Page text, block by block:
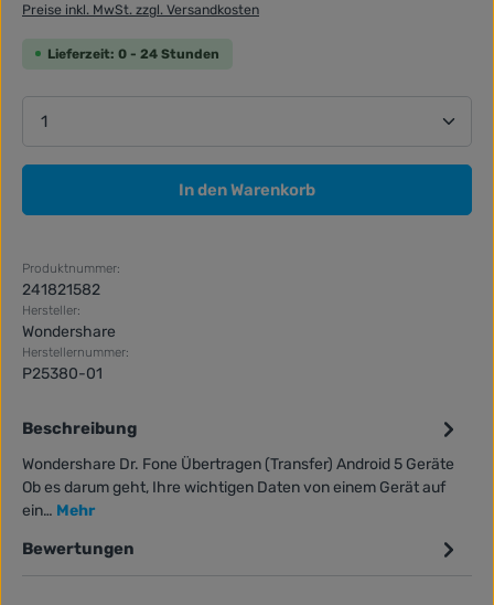
Preise inkl. MwSt. zzgl. Versandkosten
Lieferzeit: 0 - 24 Stunden
Produkt Anzahl: Gib den gewünschten Wert ein
In den Warenkorb
Produktnummer:
241821582
Hersteller:
Wondershare
Herstellernummer:
P25380-01
Beschreibung
Wondershare Dr. Fone Übertragen (Transfer) Android 5 Geräte
Ob es darum geht, Ihre wichtigen Daten von einem Gerät auf
ein… Mehr
Bewertungen